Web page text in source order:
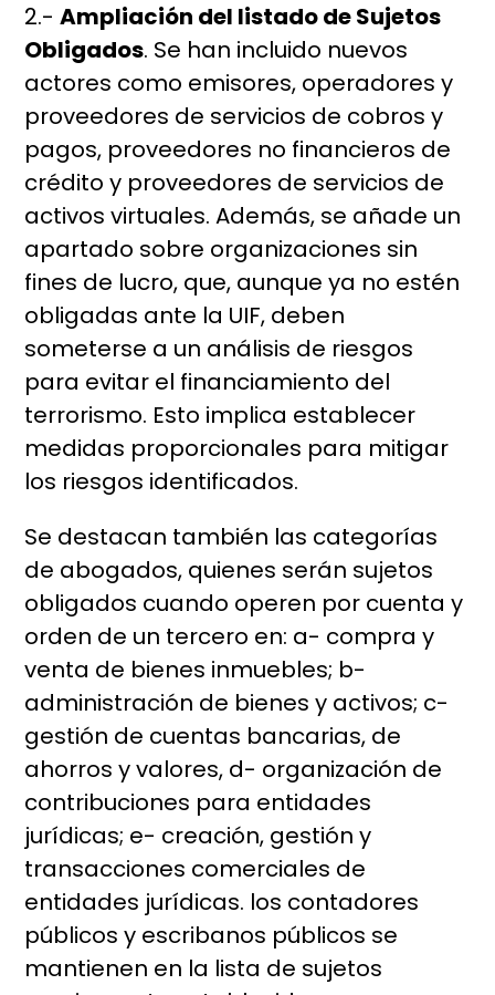
2.-Ampliación del listado de Sujetos
Obligados. Se han incluido nuevos
actores como emisores, operadores y
proveedores de servicios de cobros y
pagos, proveedores no financieros de
crédito y proveedores de servicios de
activos virtuales. Además, se añade un
apartado sobre organizaciones sin
fines de lucro, que, aunque ya no estén
obligadas ante la UIF, deben
someterse a un análisis de riesgos
para evitar el financiamiento del
terrorismo. Esto implica establecer
medidas proporcionales para mitigar
los riesgos identificados.
Se destacan también las categorías
de abogados, quienes serán sujetos
obligados cuando operen por cuenta y
orden de un tercero en: a- compra y
venta de bienes inmuebles; b-
administración de bienes y activos; c-
gestión de cuentas bancarias, de
ahorros y valores, d- organización de
contribuciones para entidades
jurídicas; e- creación, gestión y
transacciones comerciales de
entidades jurídicas. los contadores
públicos y escribanos públicos se
mantienen en la lista de sujetos